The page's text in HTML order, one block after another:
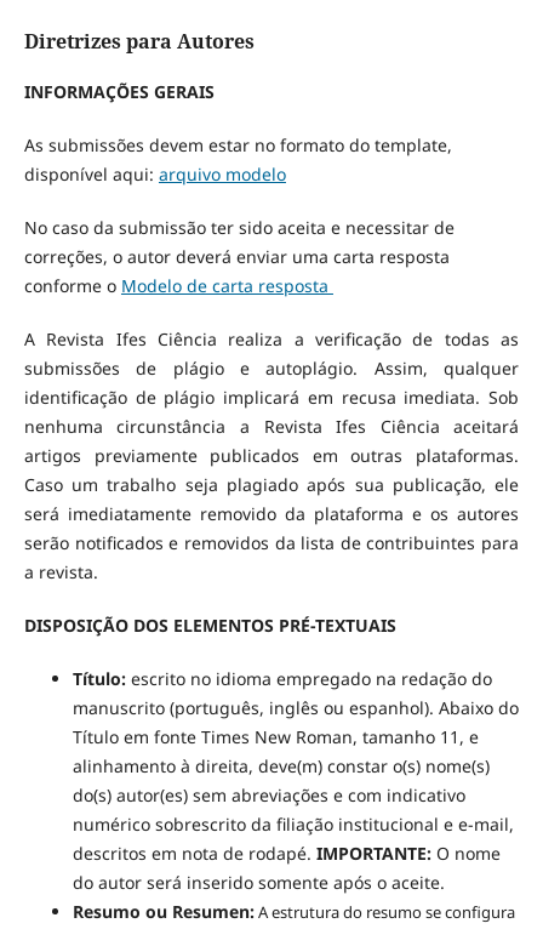
Diretrizes para Autores
INFORMAÇÕES GERAIS
As submissões devem estar no formato do template,
disponível aqui: arquivo modelo
No caso da submissão ter sido aceita e necessitar de
correções, o autor deverá enviar uma carta resposta
conforme o Modelo de carta resposta
A Revista Ifes Ciência realiza a verificação de todas as
submissões de plágio e autoplágio. Assim, qualquer
identificação de plágio implicará em recusa imediata. Sob
nenhuma circunstância a Revista Ifes Ciência aceitará
artigos previamente publicados em outras plataformas.
Caso um trabalho seja plagiado após sua publicação, ele
será imediatamente removido da plataforma e os autores
serão notificados e removidos da lista de contribuintes para
a revista.
DISPOSIÇÃO DOS ELEMENTOS PRÉ-TEXTUAIS
Título:escrito no idioma empregado na redação do
manuscrito (português, inglês ou espanhol). Abaixo do
Título em fonte Times New Roman, tamanho 11, e
alinhamento à direita, deve(m) constar o(s) nome(s)
do(s) autor(es) sem abreviações e com indicativo
numérico sobrescrito da filiação institucional e e-mail,
descritos em nota de rodapé. IMPORTANTE: O nome
do autor será inserido somente após o aceite.
Resumo ou Resumen:A estrutura do resumo se configura